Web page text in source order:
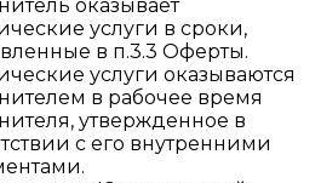
оказывает
услуги в сроки,
в п.3.3 Оферты.
услуги оказываются
в рабочее время
утвержденное в
с его внутренними